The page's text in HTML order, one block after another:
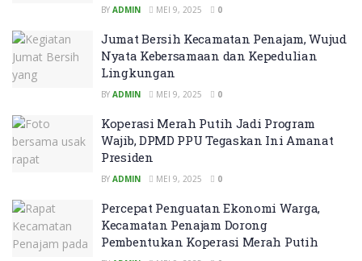
BY ADMIN MEI 9, 2025 0
Jumat Bersih Kecamatan Penajam, Wujud
Nyata Kebersamaan dan Kepedulian
Lingkungan
BY ADMIN MEI 9, 2025 0
Koperasi Merah Putih Jadi Program
Wajib, DPMD PPU Tegaskan Ini Amanat
Presiden
BY ADMIN MEI 9, 2025 0
Percepat Penguatan Ekonomi Warga,
Kecamatan Penajam Dorong
Pembentukan Koperasi Merah Putih